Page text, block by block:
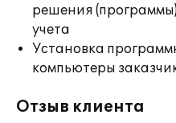
решения
учета
Установка
компьютеры
Отзыв клиента